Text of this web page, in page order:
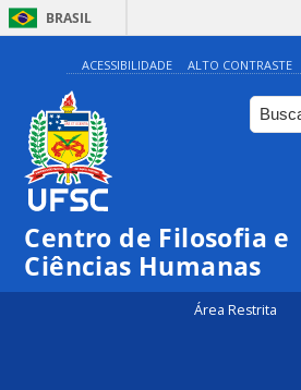
BRASIL
ACESSIBILIDADE ALTO CONTRASTE
Centro de Filosofia e
Ciências Humanas
Área Restrita